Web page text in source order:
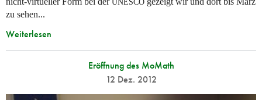
zu sehen...
Weiterlesen
Eröffnung des MoMath
12 Dez. 2012